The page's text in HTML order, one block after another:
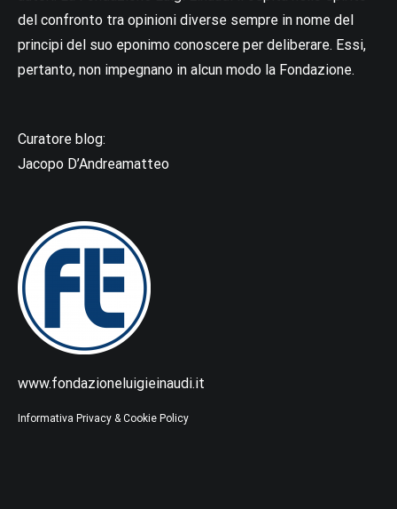
del confronto tra opinioni diverse sempre in nome del
principi del suo eponimo conoscere per deliberare. Essi,
pertanto, non impegnano in alcun modo la Fondazione.
Curatore blog:
Jacopo D’Andreamatteo
www.fondazioneluigieinaudi.it
Informativa Privacy & Cookie Policy